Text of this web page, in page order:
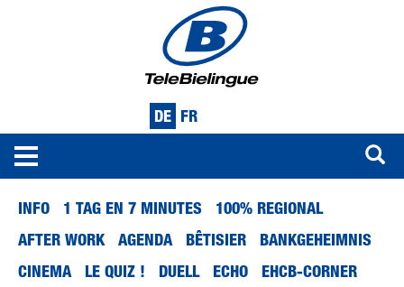
DE FR
INFO 1 TAG EN 7 MINUTES
100% REGIONAL
AFTER WORK
AGENDA BÊTISIER
BANKGEHEIMNIS
CINEMA
LE QUIZ ! DUELL ECHO
EHCB-CORNER